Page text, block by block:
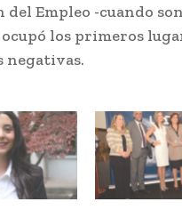
del Empleo -cuando
los primeros
negativas.